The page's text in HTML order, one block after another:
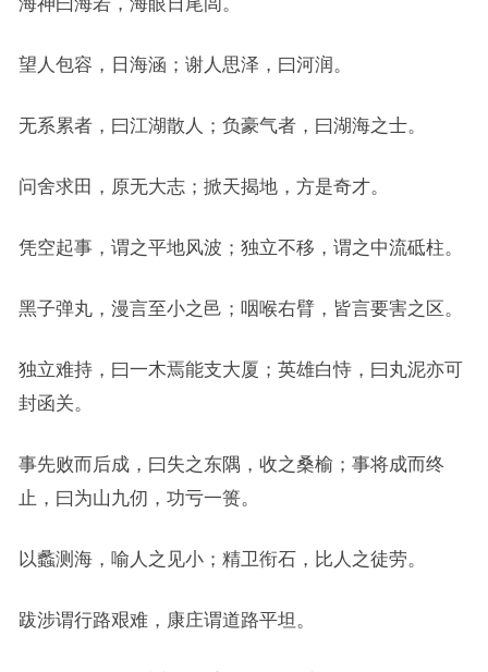
望人包容，日海涵；谢人思泽，曰河润。
无系累者，曰江湖散人；负豪气者，曰湖海之士。
问舍求田，原无大志；掀天揭地，方是奇才。
凭空起事，谓之平地风波；独立不移，谓之中流砥柱。
黑子弹丸，漫言至小之邑；咽喉右臂，皆言要害之区。
独立难持，曰一木焉能支大厦；英雄白恃，曰丸泥亦可
封函关。
事先败而后成，曰失之东隅，收之桑榆；事将成而终
止，曰为山九仞，功亏一篑。
以蠡测海，喻人之见小；精卫衔石，比人之徒劳。
跋涉谓行路艰难，康庄谓道路平坦。